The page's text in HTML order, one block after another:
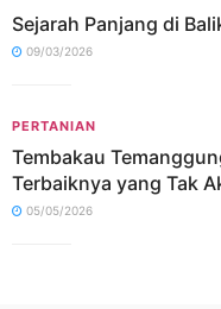
Sejarah Panjang di
09/03/2026
PERTANIAN
Tembakau
Terbaiknya yang Tak
05/05/2026